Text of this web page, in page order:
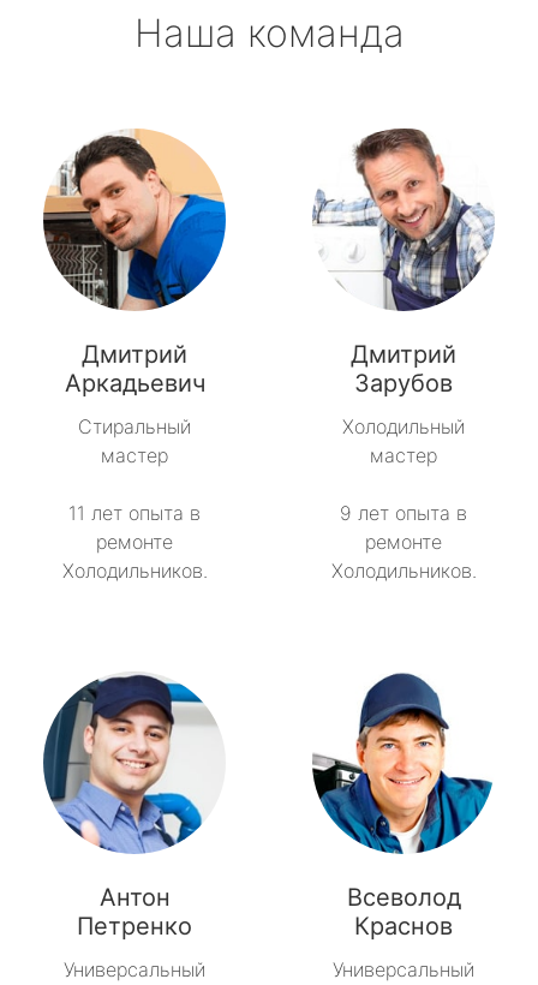
Наша команда
Дмитрий
Аркадьевич
Стиральный
мастер
11 лет опыта в
ремонте
Холодильников.
Дмитрий
Зарубов
Холодильный
мастер
9 лет опыта в
ремонте
Холодильников.
Антон
Петренко
Универсальный
Всеволод
Краснов
Универсальный